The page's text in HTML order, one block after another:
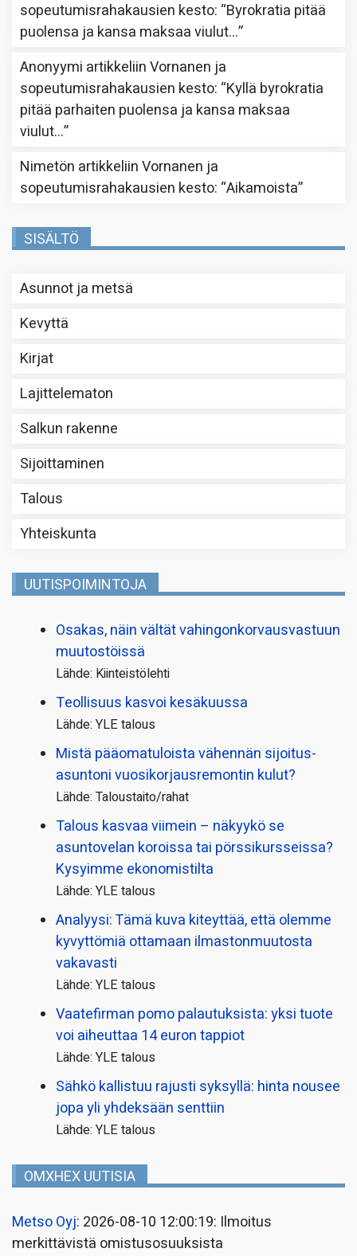
sopeutumisrahakausien kesto: “Byrokratia pitää
puolensa ja kansa maksaa viulut…”
Anonyymi artikkeliinVornanen ja
sopeutumisrahakausien kesto: “Kyllä byrokratia
pitää parhaiten puolensa ja kansa maksaa
viulut…”
Nimetön artikkeliinVornanen ja
sopeutumisrahakausien kesto: “Aikamoista”
SISÄLTÖ
Asunnot ja metsä
Kevyttä
Kirjat
Lajittelematon
Salkun rakenne
Sijoittaminen
Talous
Yhteiskunta
UUTISPOIMINTOJA
Osakas, näin vältät vahingonkorvausvastuun
muutostöissä
Lähde: Kiinteistölehti
Teollisuus kasvoi kesäkuussa
Lähde: YLE talous
Mistä pääoma­tuloista vähennän sijoitus­
asuntoni vuosikorjaus­remontin kulut?
Lähde: Taloustaito/rahat
Talous kasvaa viimein – näkyykö se
asuntovelan koroissa tai pörssi­kursseissa?
Kysyimme ekonomistilta
Lähde: YLE talous
Analyysi: Tämä kuva kiteyttää, että olemme
kyvyttömiä ottamaan ilmaston­muutosta
vakavasti
Lähde: YLE talous
Vaatefirman pomo palautuksista: yksi tuote
voi aiheuttaa 14 euron tappiot
Lähde: YLE talous
Sähkö kallistuu rajusti syksyllä: hinta nousee
jopa yli yhdeksään senttiin
Lähde: YLE talous
OMXHEX UUTISIA
Metso Oyj: 2026-08-10 12:00:19: Ilmoitus
merkittävistä omistusosuuksista